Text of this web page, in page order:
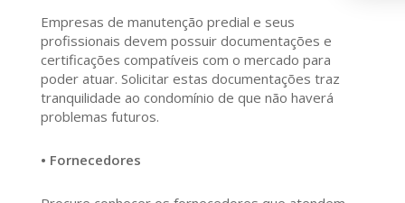
Empresas de manutenção predial e seus
profissionais devem possuir documentações e
certificações compatíveis com o mercado para
poder atuar. Solicitar estas documentações traz
tranquilidade ao condomínio de que não haverá
problemas futuros.
• Fornecedores